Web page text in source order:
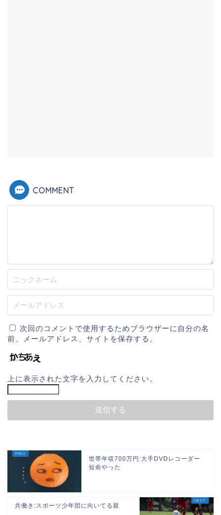
COMMENT
次回のコメントで使用するためブラウザーに自分の名
前、メールアドレス、サイトを保存する。
上に表示された文字を入力してください。
世帯年収700万円:大手DVDレコーダー
短命やった
共働き:スポーツ少年団に向いてる親